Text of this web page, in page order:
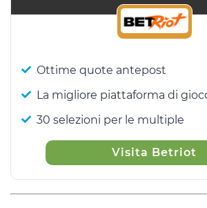
Ottime quote antepost
La migliore piattaforma di
30 selezioni per le multiple
Visita Betriot